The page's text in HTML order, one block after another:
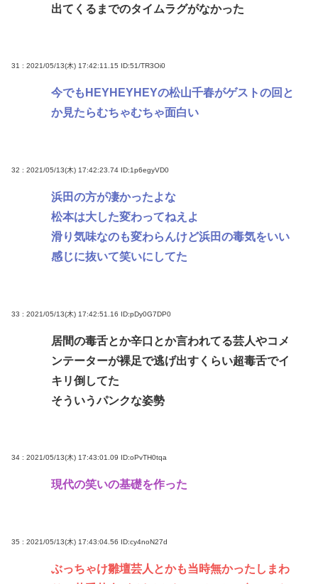
出てくるまでのタイムラグがなかった
31 : 2021/05/13(木) 17:42:11.15 ID:51/TR3Oi0
今でもHEYHEYHEYの松山千春がゲストの回と
か見たらむちゃむちゃ面白い
32 : 2021/05/13(木) 17:42:23.74 ID:1p6egyVD0
浜田の方が凄かったよな
松本は大した変わってねえよ
滑り気味なのも変わらんけど浜田の毒気をいい
感じに抜いて笑いにしてた
33 : 2021/05/13(木) 17:42:51.16 ID:pDy0G7DP0
居間の毒舌とか辛口とか言われてる芸人やコメ
ンテーターが裸足で逃げ出すくらい超毒舌でイ
キリ倒してた
そういうパンクな姿勢
34 : 2021/05/13(木) 17:43:01.09 ID:oPvTH0tqa
現代の笑いの基礎を作った
35 : 2021/05/13(木) 17:43:04.56 ID:cy4noN27d
ぶっちゃけ雛壇芸人とかも当時無かったしまわ